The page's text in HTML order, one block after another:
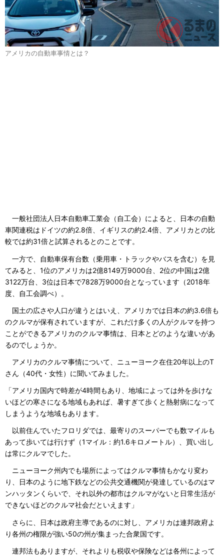
アメリカの自動車事情とは？
一般社団法人日本自動車工業会（自工会）によると、日本の自動
車関連税はドイツの約2.8倍、イギリスの約2.4倍、アメリカとの比
較では約31倍と試算されるとのことです。
一方で、自動車保有台数（乗用車・トラックやバスを含む）を見
てみると、1位のアメリカは2億8149万9000台、2位の中国は2億
3122万台、3位は日本で7828万9000台となっています（2018年
度、自工会調べ）。
国土の広さや人口が違うとはいえ、アメリカでは日本の約3.6倍も
のクルマが保有されていますが、これだけ多くの人がクルマを持つ
ことができるアメリカのクルマ事情は、日本とどのような違いがあ
るのでしょうか。
アメリカのクルマ事情について、ニューヨーク在住20年以上のT
さん（40代・女性）に聞いてみました。
「アメリカ国内で時差が4時間もあり、地域によっては外を歩けな
いほどの寒さになる地域もあれば、暑すぎて歩くと熱射病になって
しまうような地域もあります。
以前住んでいたフロリダでは、最寄りのスーパーでも数マイルも
あって歩いては行けず（1マイル：約1.6キロメートル）、買い出し
は常にクルマでした。
ニューヨーク州内でも場所によってはクルマ事情もかなり変わ
り、日本のように地下鉄などの公共交通機関が発達しているのはマ
ンハッタンくらいで、それ以外の都市はクルマがないと日常生活が
できないほどのクルマ社会だといえます」
さらに、日本は政府主導であるのに対し、アメリカは連邦政府よ
り各州の権限が強い50の州が集まった合衆国です。
連邦法もありますが、それよりも税収や保険などは各州によって